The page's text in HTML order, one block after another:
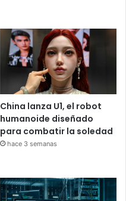
China lanza U1, el robot
humanoide diseñado
para combatir la soledad
hace 3 semanas